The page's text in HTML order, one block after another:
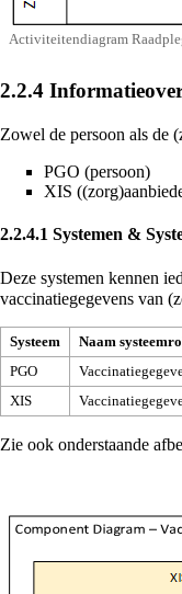
Activiteitendiagram
2.2.4
Zowel de persoon als de
PGO (persoon)
XIS
2.2.4.1 Systemen &
Deze systemen kennen
vaccinatiegegevens van
Systeem Naam
PGO
XIS
Zie ook onderstaande